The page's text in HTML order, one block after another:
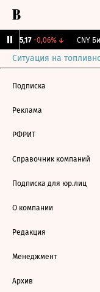
115,17 -0,06%↓ CNY
Ситуация на
Подписка
Реклама
РФРИТ
Справочник компаний
Подписка для юр.лиц
О компании
Редакция
Менеджмент
Архив